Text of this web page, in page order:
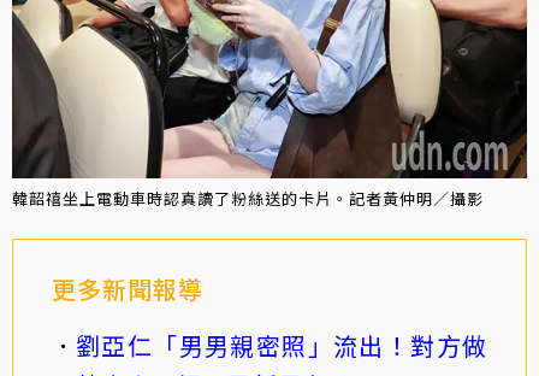
韓韶禧坐上電動車時認真讀了粉絲送的卡片。記者黃仲明／攝影
更多新聞報導
劉亞仁「男男親密照」流出！對方做